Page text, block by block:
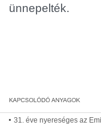
ünnepelték.
31. éve nyereséges az